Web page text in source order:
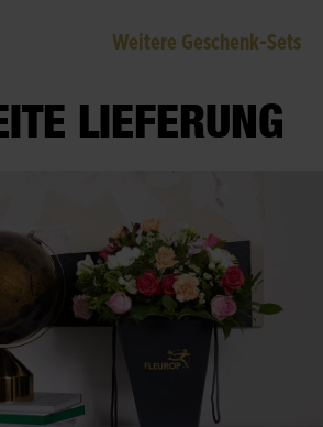
Weitere Geschenk-Sets
LIEFERUNG